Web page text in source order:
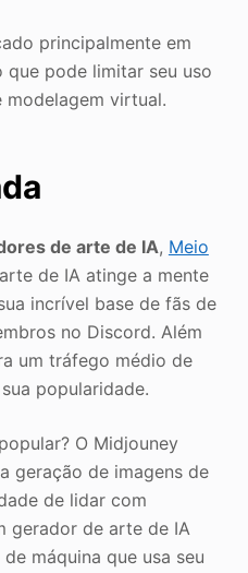
principalmente em
que pode limitar seu uso
virtual.
de arte de IA, Meio
de IA atinge a mente
incrível base de fãs de
no Discord. Além
um tráfego médio de
popularidade.
O Midjouney
geração de imagens de
de lidar com
gerador de arte de IA
máquina que usa seu